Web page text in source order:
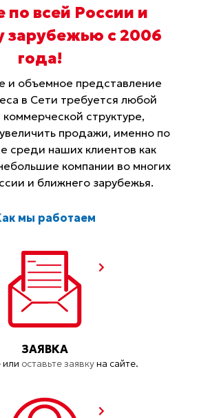
по всей России и
зарубежью с 2006
года!
и объемное представление
в Сети требуется любой
структуре,
продажи, именно по
среди наших клиентов как
компании во многих
и ближнего зарубежья.
мы работаем
ЗАЯВКА
или оставьте заявкуна сайте.